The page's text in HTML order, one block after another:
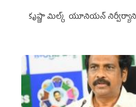
కృష్ణా మిల్క్‌ యూనియన్‌ నిర్వీర్యానికి